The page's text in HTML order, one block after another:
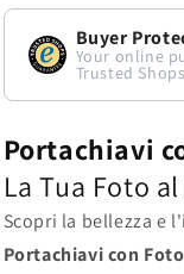
e
Incisione
Verde
e
Buyer
Your online
Trusted
Portachiavi
La Tua Foto
Scopri la bellezza e
Portachiavi con